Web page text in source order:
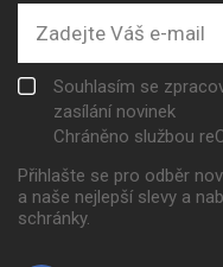
Souhlasím se
zasílání novinek
Chráněno službou
Přihlašte se pro odběr
a naše nejlepší slevy a
schránky.